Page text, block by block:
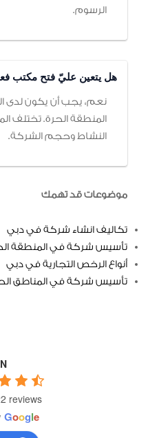
الرسوم.
هل يتعين عليّ فتح مكتب
نعم، يجب أن يكون
المنطقة الحرة. تختلف
النشاط وحجم الشركة.
موضوعات قد تهمك
تكاليف انشاء شركة في دبي
تأسيس شركة في المنطقة
أنواع الرخص التجارية في دبي
تأسيس شركة في المناطق
reviews
Google